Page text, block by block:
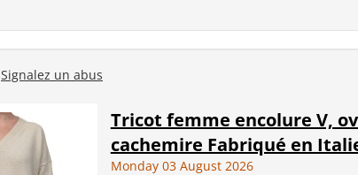
Signalez un abus
Tricot femme encolure V,
cachemire Fabriqué en
Monday 03 August 2026